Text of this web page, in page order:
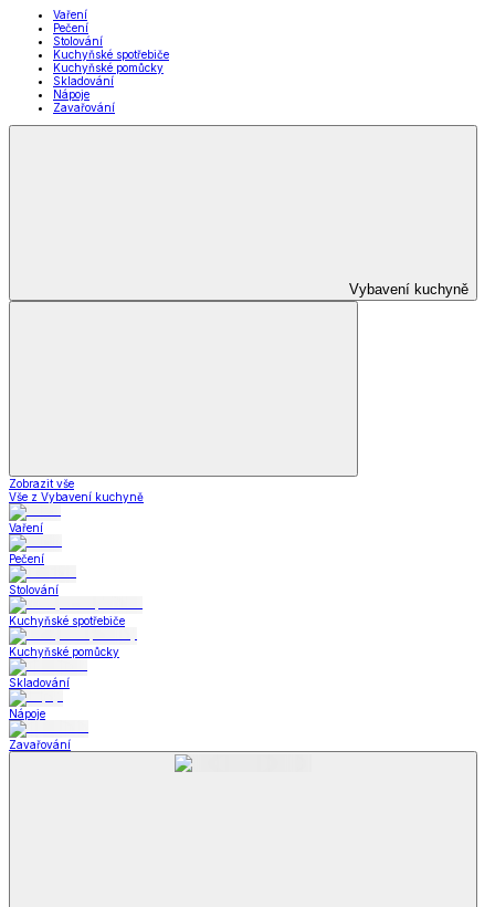
Vaření
Pečení
Stolování
Kuchyňské spotřebiče
Kuchyňské pomůcky
Skladování
Nápoje
Zavařování
Vybavení kuchyně
Zobrazit vše
Vše z Vybavení kuchyně
Vaření
Pečení
Stolování
Kuchyňské spotřebiče
Kuchyňské pomůcky
Skladování
Nápoje
Zavařování